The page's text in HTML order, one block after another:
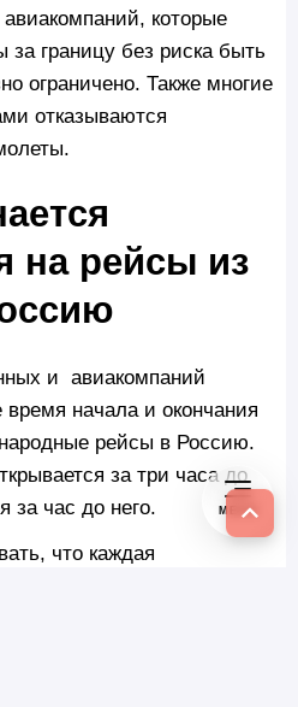
которые
за границу без риска быть
ограничено. Также многие
отказываются
на рейсы из
и авиакомпаний
начала и окончания
рейсы в Россию.
за три часа до
за час до него.
что каждая
МЕНЮ